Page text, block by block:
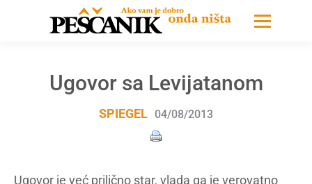
Ugovor sa Levijatanom
SPIEGEL 04/08/2013
Ugovor je već prilično star, vlada ga je verovatno